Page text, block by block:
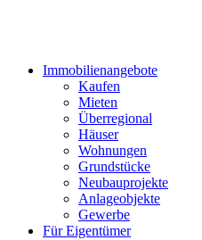
Immobilienangebote
Kaufen
Mieten
Überregional
Häuser
Wohnungen
Grundstücke
Neubauprojekte
Anlageobjekte
Gewerbe
Für Eigentümer